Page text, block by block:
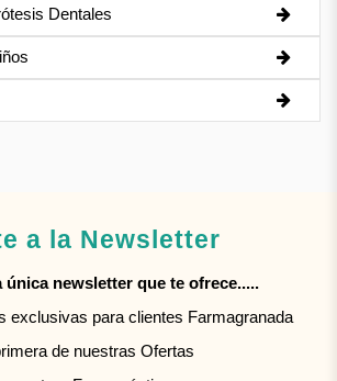
Dentales
a la Newsletter
única newsletter que te ofrece.....
exclusivas para clientes Farmagranada
de nuestras Ofertas